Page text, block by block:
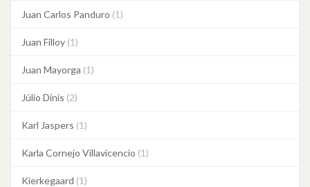
Juan Carlos Panduro (1)
Juan Filloy (1)
Juan Mayorga (1)
Júlio Dinis (2)
Karl Jaspers (1)
Karla Cornejo Villavicencio (1)
Kierkegaard (1)